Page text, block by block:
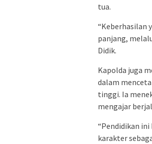
tua.
“Keberhasilan
panjang,
Didik.
Kapolda juga
dalam
tinggi. Ia
mengajar
“Pendidikan
karakter